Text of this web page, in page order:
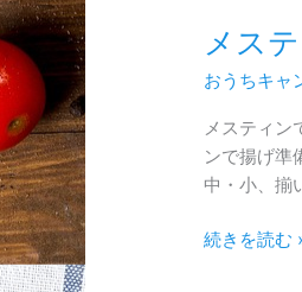
メス
おうちキャ
メスティン
ンで揚げ準
中・小、揃
メ
ス
テ
ィ
ン
で
揚
続きを読む